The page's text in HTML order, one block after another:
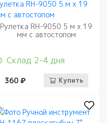
Рулетка RH-9050 5 м х 19
мм с автостопом
Склад 2-4 дня
360 ₽ Купить